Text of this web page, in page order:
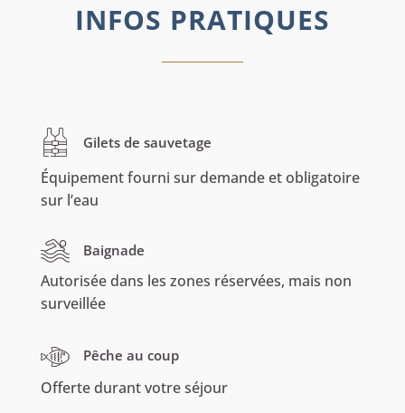
INFOS PRATIQUES
Gilets de sauvetage
Équipement fourni sur demande et obligatoire
sur l’eau
Baignade
Autorisée dans les zones réservées, mais non
surveillée
Pêche au coup
Offerte durant votre séjour